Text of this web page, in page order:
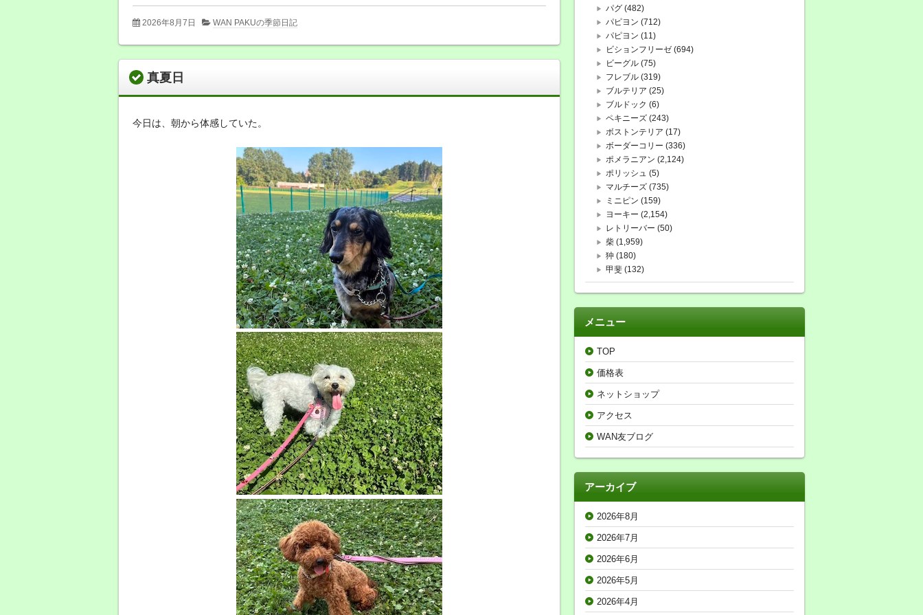
2026年8月7日 WAN PAKUの季節日記
真夏日
今日は、朝から体感していた。
パグ (482)
パピヨン (712)
パピヨン (11)
ビションフリーゼ (694)
ビーグル (75)
フレブル (319)
ブルテリア (25)
ブルドック (6)
ペキニーズ (243)
ボストンテリア (17)
ボーダーコリー (336)
ポメラニアン (2,124)
ポリッシュ (5)
マルチーズ (735)
ミニピン (159)
ヨーキー (2,154)
レトリーバー (50)
柴 (1,959)
狆 (180)
甲斐 (132)
メニュー
TOP
価格表
ネットショップ
アクセス
WAN友ブログ
アーカイブ
2026年8月
2026年7月
2026年6月
2026年5月
2026年4月